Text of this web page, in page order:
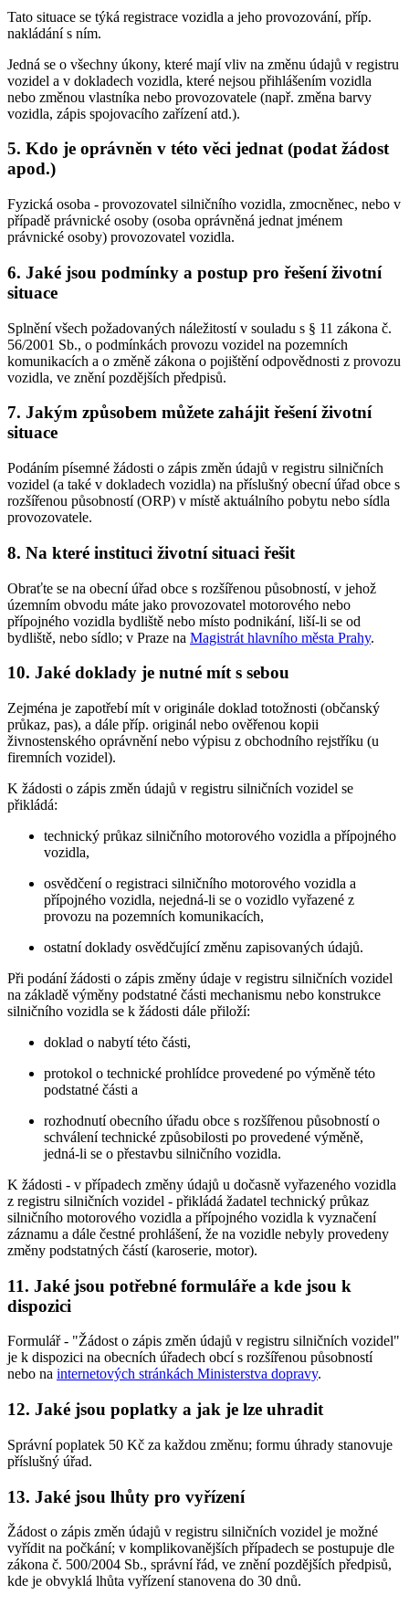
Tato situace se týká registrace vozidla a jeho provozování, příp.
nakládání s ním.
Jedná se o všechny úkony, které mají vliv na změnu údajů v registru
vozidel a v dokladech vozidla, které nejsou přihlášením vozidla
nebo změnou vlastníka nebo provozovatele (např. změna barvy
vozidla, zápis spojovacího zařízení atd.).
5. Kdo je oprávněn v této věci jednat (podat žádost
apod.)
Fyzická osoba - provozovatel silničního vozidla, zmocněnec, nebo v
případě právnické osoby (osoba oprávněná jednat jménem
právnické osoby) provozovatel vozidla.
6. Jaké jsou podmínky a postup pro řešení životní
situace
Splnění všech požadovaných náležitostí v souladu s § 11 zákona č.
56/2001 Sb., o podmínkách provozu vozidel na pozemních
komunikacích a o změně zákona o pojištění odpovědnosti z provozu
vozidla, ve znění pozdějších předpisů.
7. Jakým způsobem můžete zahájit řešení životní
situace
Podáním písemné žádosti o zápis změn údajů v registru silničních
vozidel (a také v dokladech vozidla) na příslušný obecní úřad obce s
rozšířenou působností (ORP) v místě aktuálního pobytu nebo sídla
provozovatele.
8. Na které instituci životní situaci řešit
Obraťte se na obecní úřad obce s rozšířenou působností, v jehož
územním obvodu máte jako provozovatel motorového nebo
přípojného vozidla bydliště nebo místo podnikání, liší-li se od
bydliště, nebo sídlo; v Praze na Magistrát hlavního města Prahy.
10. Jaké doklady je nutné mít s sebou
Zejména je zapotřebí mít v originále doklad totožnosti (občanský
průkaz, pas), a dále příp. originál nebo ověřenou kopii
živnostenského oprávnění nebo výpisu z obchodního rejstříku (u
firemních vozidel).
K žádosti o zápis změn údajů v registru silničních vozidel se
přikládá:
technický průkaz silničního motorového vozidla a přípojného
vozidla,
osvědčení o registraci silničního motorového vozidla a
přípojného vozidla, nejedná-li se o vozidlo vyřazené z
provozu na pozemních komunikacích,
ostatní doklady osvědčující změnu zapisovaných údajů.
Při podání žádosti o zápis změny údaje v registru silničních vozidel
na základě výměny podstatné části mechanismu nebo konstrukce
silničního vozidla se k žádosti dále přiloží:
doklad o nabytí této části,
protokol o technické prohlídce provedené po výměně této
podstatné části a
rozhodnutí obecního úřadu obce s rozšířenou působností o
schválení technické způsobilosti po provedené výměně,
jedná-li se o přestavbu silničního vozidla.
K žádosti - v případech změny údajů u dočasně vyřazeného vozidla
z registru silničních vozidel - přikládá žadatel technický průkaz
silničního motorového vozidla a přípojného vozidla k vyznačení
záznamu a dále čestné prohlášení, že na vozidle nebyly provedeny
změny podstatných částí (karoserie, motor).
11. Jaké jsou potřebné formuláře a kde jsou k
dispozici
Formulář - "Žádost o zápis změn údajů v registru silničních vozidel"
je k dispozici na obecních úřadech obcí s rozšířenou působností
nebo na internetových stránkách Ministerstva dopravy.
12. Jaké jsou poplatky a jak je lze uhradit
Správní poplatek 50 Kč za každou změnu; formu úhrady stanovuje
příslušný úřad.
13. Jaké jsou lhůty pro vyřízení
Žádost o zápis změn údajů v registru silničních vozidel je možné
vyřídit na počkání; v komplikovanějších případech se postupuje dle
zákona č. 500/2004 Sb., správní řád, ve znění pozdějších předpisů,
kde je obvyklá lhůta vyřízení stanovena do 30 dnů.